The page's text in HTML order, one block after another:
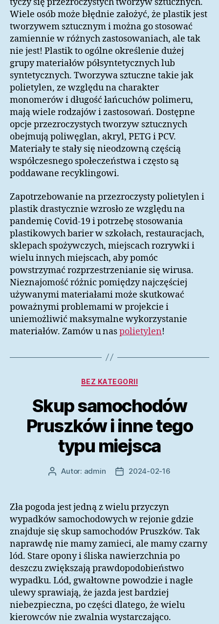
tyczy się przezroczystych tworzyw sztucznych.
Wiele osób może błędnie założyć, że plastik jest
tworzywem sztucznym i można go stosować
zamiennie w różnych zastosowaniach, ale tak
nie jest! Plastik to ogólne określenie dużej
grupy materiałów półsyntetycznych lub
syntetycznych. Tworzywa sztuczne takie jak
polietylen, ze względu na charakter
monomerów i długość łańcuchów polimeru,
mają wiele rodzajów i zastosowań. Dostępne
opcje przezroczystych tworzyw sztucznych
obejmują poliwęglan, akryl, PETG i PCV.
Materiały te stały się nieodzowną częścią
współczesnego społeczeństwa i często są
poddawane recyklingowi.
Zapotrzebowanie na przezroczysty polietylen i
plastik drastycznie wzrosło ze względu na
pandemię Covid-19 i potrzebę stosowania
plastikowych barier w szkołach, restauracjach,
sklepach spożywczych, miejscach rozrywki i
wielu innych miejscach, aby pomóc
powstrzymać rozprzestrzenianie się wirusa.
Nieznajomość różnic pomiędzy najczęściej
używanymi materiałami może skutkować
poważnymi problemami w projekcie i
uniemożliwić maksymalne wykorzystanie
materiałów. Zamów u naspolietylen!
Kategorie
BEZ KATEGORII
Skup samochodów
Pruszków i inne tego
typu miejsca
AutorAutor: admin
Data2024-02-16
Zła pogoda jest jedną z wielu przyczyn
wypadków samochodowych w rejonie gdzie
znajduje się skup samochodów Pruszków. Tak
naprawdę nie mamy zamieci, ale mamy czarny
lód. Stare opony i śliska nawierzchnia po
deszczu zwiększają prawdopodobieństwo
wypadku. Lód, gwałtowne powodzie i nagłe
ulewy sprawiają, że jazda jest bardziej
niebezpieczna, po części dlatego, że wielu
kierowców nie zwalnia wystarczająco.